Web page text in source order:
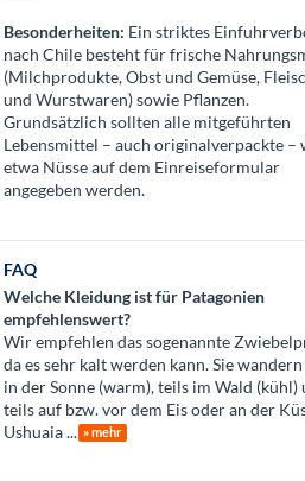
Besonderheiten: Ein striktes
nach Chile besteht für frische
(Milchprodukte, Obst und Gemüse,
und Wurstwaren) sowie Pflanzen.
Grundsätzlich sollten alle mitgeführten
Lebensmittel – auch originalverpackte –
etwa Nüsse auf dem Einreiseformular
angegeben werden.
FAQ
Welche Kleidung ist für Patagonien
empfehlenswert?
Wir empfehlen das sogenannte
da es sehr kalt werden kann. Sie
in der Sonne (warm), teils im Wald (kühl)
teils auf bzw. vor dem Eis oder an der
Ushuaia ... » mehr